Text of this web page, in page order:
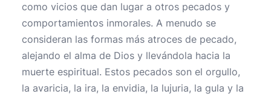
como vicios que dan lugar a otros pecados y
comportamientos inmorales. A menudo se
consideran las formas más atroces de pecado,
alejando el alma de Dios y llevándola hacia la
muerte espiritual. Estos pecados son el orgullo,
la avaricia, la ira, la envidia, la lujuria, la gula y la